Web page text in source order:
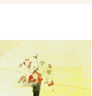
inserito nei cataloghi
Casa editrice Alba di
Incisori Italiani di